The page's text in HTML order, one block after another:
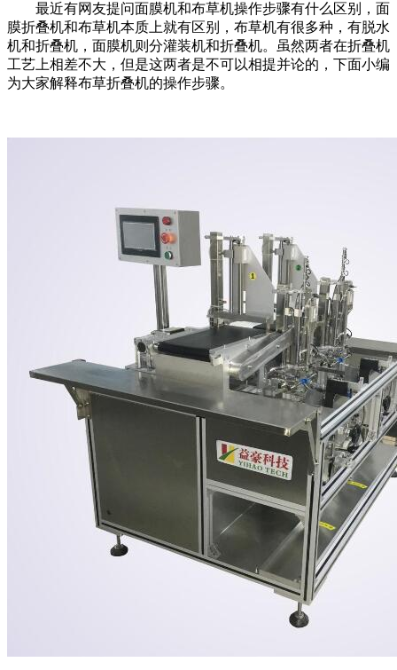
最近有网友提问面膜机和布草机操作步骤有什么区别，面
膜折叠机和布草机本质上就有区别，布草机有很多种，有脱水
机和折叠机，面膜机则分灌装机和折叠机。虽然两者在折叠机
工艺上相差不大，但是这两者是不可以相提并论的，下面小编
为大家解释布草折叠机的操作步骤。